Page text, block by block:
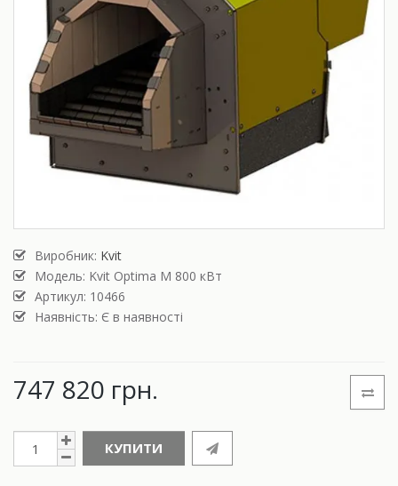
Виробник: Kvit
Модель: Kvit Optima M 800 кВт
Артикул: 10466
Наявність: Є в наявності
747 820 грн.
КУПИТИ